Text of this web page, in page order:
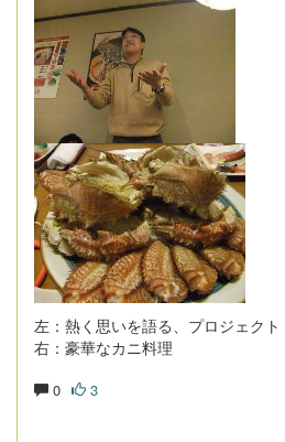
左：熱く思いを語る、プロジェク
右：豪華なカニ料理
0 3